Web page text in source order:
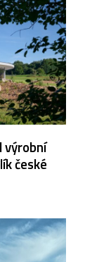
výrobní
české